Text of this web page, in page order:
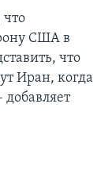
США в
что
Иран, когда
добавляет